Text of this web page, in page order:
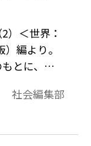
）＜世界：
編より。
とに、高
で，自由に
社会編集部